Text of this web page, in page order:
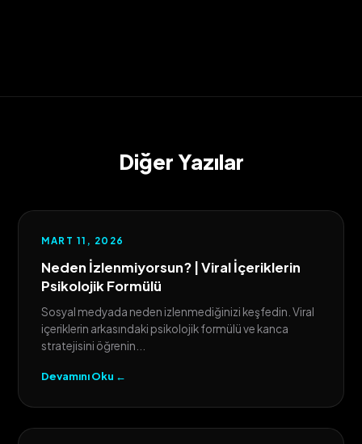
Diğer Yazılar
MART 11, 2026
Neden İzlenmiyorsun? | Viral İçeriklerin
Psikolojik Formülü
Sosyal medyada neden izlenmediğinizi keşfedin. Viral
içeriklerin arkasındaki psikolojik formülü ve kanca
stratejisini öğrenin...
Devamını Oku ←